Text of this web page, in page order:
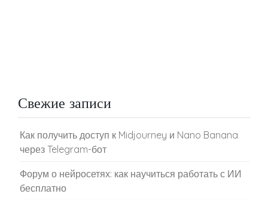
Свежие записи
Как получить доступ к Midjourney и Nano Banana
через Telegram-бот
Форум о нейросетях: как научиться работать с ИИ
бесплатно